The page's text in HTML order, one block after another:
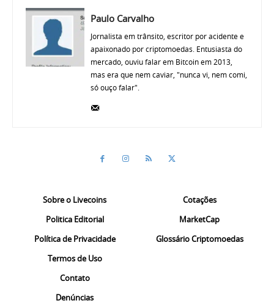
Paulo Carvalho
Jornalista em trânsito, escritor por acidente e
apaixonado por criptomoedas. Entusiasta do
mercado, ouviu falar em Bitcoin em 2013,
mas era que nem caviar, "nunca vi, nem comi,
só ouço falar".
Sobre o Livecoins
Politica Editorial
Política de Privacidade
Termos de Uso
Contato
Denúncias
Cotações
MarketCap
Glossário Criptomoedas